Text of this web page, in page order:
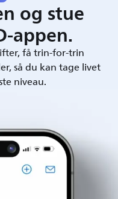
og stue
appen.
få trin-for-trin
så du kan tage livet
niveau.